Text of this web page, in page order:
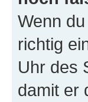
Wenn
richtig
Uhr des
damit er